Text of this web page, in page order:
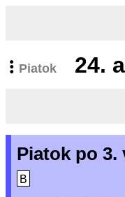
Piatok 24.
Piatok po
B